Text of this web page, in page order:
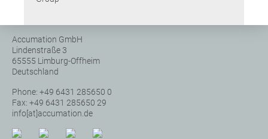
Accumation GmbH
Lindenstraße 3
65555 Limburg-Offheim
Deutschland
Phone: +49 6431 285650 0
Fax: +49 6431 285650 29
info[at]accumation.de